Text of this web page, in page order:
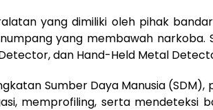
yang dimiliki oleh pihak
yang membawah narkoba.
dan Hand-Held Metal
Sumber Daya Manusia
memprofiling, serta mendeteksi